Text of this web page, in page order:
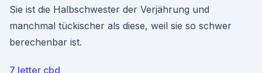
Sie ist die Halbschwester der Verjährung und
manchmal tückischer als diese, weil sie so schwer
berechenbar ist.
7 letter cbd